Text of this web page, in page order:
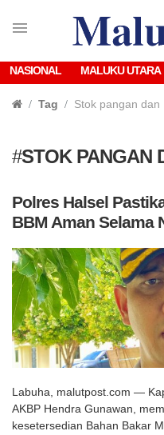
NASIONAL MALUKU UTARA
Tag Stok pangan dan
#STOK PANGAN
Polres Halsel
BBM Aman Selama
Labuha, malutpost.com —
AKBP Hendra Gunawan,
kesetersedian Bahan Bakar